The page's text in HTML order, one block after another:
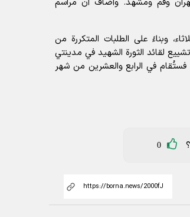
طهران وقم ومشهد. وأضاف أن مراسم
وبناءً على الطلبات المتكررة من
لقائد الثورة الشهيد في مدينتي
في الرابع والعشرين من شهر
0